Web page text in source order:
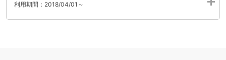
利用期間：2018/04/01～